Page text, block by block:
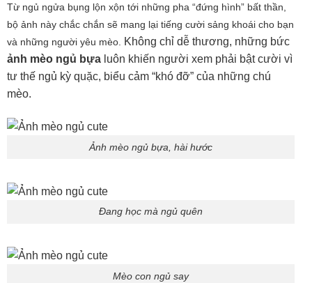
Từ ngủ ngửa bụng lộn xộn tới những pha “đứng hình” bất thần,
bộ ảnh này chắc chắn sẽ mang lại tiếng cười sảng khoái cho bạn
và những người yêu mèo.
Không chỉ dễ thương, những bức
ảnh mèo ngủ bựa luôn khiến người xem phải bật cười vì
tư thế ngủ kỳ quặc, biểu cảm “khó đỡ” của những chú
mèo.
Ảnh mèo ngủ bựa, hài hước
Đang học mà ngủ quên
Mèo con ngủ say